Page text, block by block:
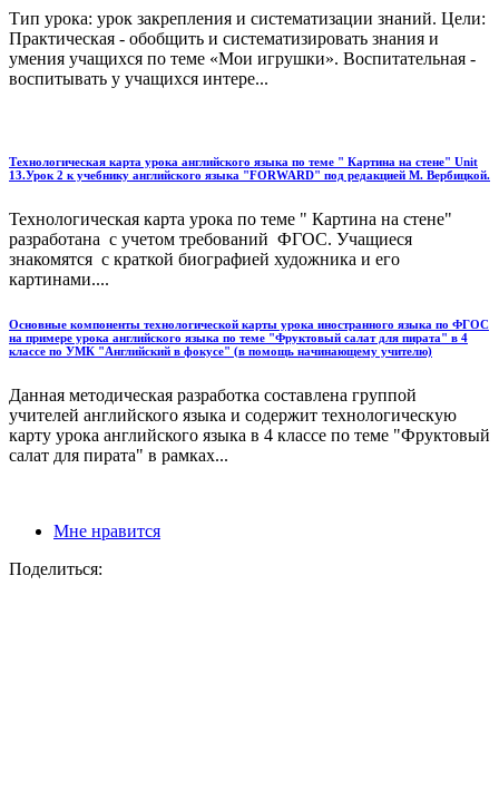
Тип урока: урок закрепления и систематизации знаний. Цели:
Практическая - обобщить и систематизировать знания и
умения учащихся по теме «Мои игрушки». Воспитательная -
воспитывать у учащихся интере...
Технологическая карта урока английского языка по теме " Картина на стене" Unit
13.Урок 2 к учебнику английского языка "FORWARD" под редакцией М. Вербицкой.
Технологическая карта урока по теме " Картина на стене"
разработана с учетом требований ФГОС. Учащиеся
знакомятся с краткой биографией художника и его
картинами....
Основные компоненты технологической карты урока иностранного языка по ФГОС
на примере урока английского языка по теме "Фруктовый салат для пирата" в 4
классе по УМК "Английский в фокусе" (в помощь начинающему учителю)
Данная методическая разработка составлена группой
учителей английского языка и содержит технологическую
карту урока английского языка в 4 классе по теме "Фруктовый
салат для пирата" в рамках...
Мне нравится
Поделиться: